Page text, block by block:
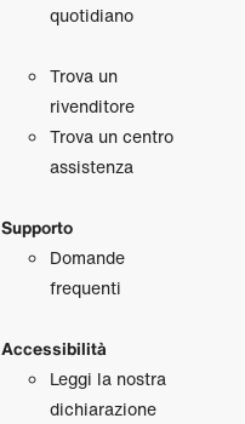
quotidiano
Trova un
rivenditore
Trova un centro
assistenza
Supporto
Domande
frequenti
Accessibilità
Leggi la nostra
dichiarazione